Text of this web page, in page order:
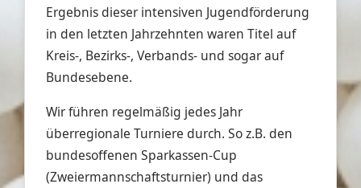
Ergebnis dieser intensiven Jugendförderung
in den letzten Jahrzehnten waren Titel auf
Kreis-, Bezirks-, Verbands- und sogar auf
Bundesebene.
Wir führen regelmäßig jedes Jahr
überregionale Turniere durch. So z.B. den
bundesoffenen Sparkassen-Cup
(Zweiermannschaftsturnier) und das